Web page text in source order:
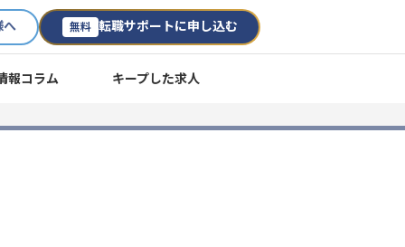
へ 無料 転職サポートに申し込む
報コラム キープした求人